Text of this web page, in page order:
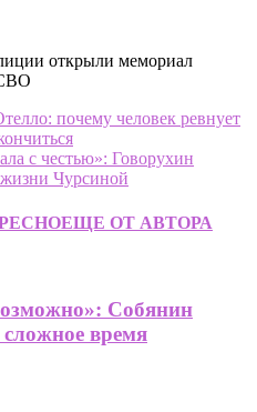
почему человек ревнует
с честью»: Говорухин
Чурсиной
ЕЩЕ ОТ АВТОРА
Собянин
время